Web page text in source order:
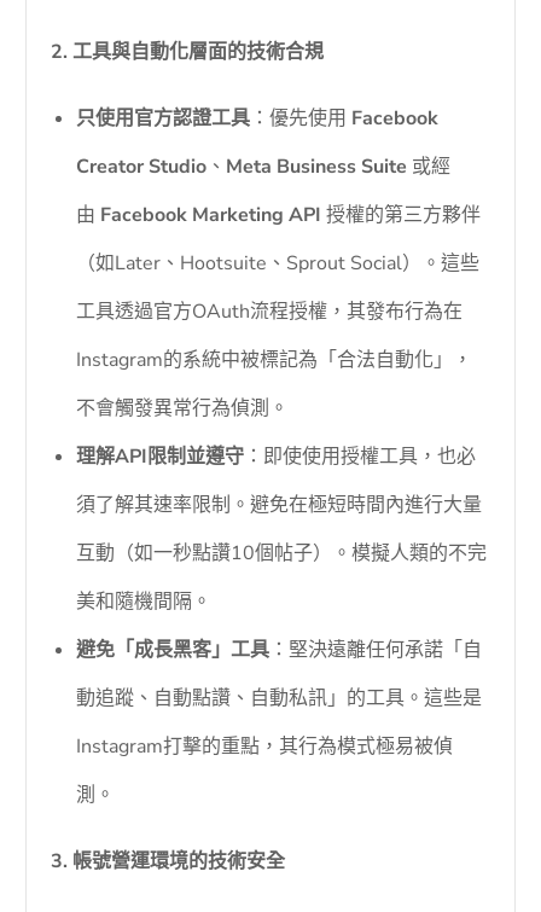
2. 工具與自動化層面的技術合規
只使用官方認證工具 ：優先使用 Facebook
Creator Studio 、 Meta Business Suite 或經
由 Facebook Marketing API 授權的第三方夥伴
（如Later、Hootsuite、Sprout Social）。這些
工具透過官方OAuth流程授權，其發布行為在
Instagram的系統中被標記為「合法自動化」，
不會觸發異常行為偵測。
理解API限制並遵守 ：即使使用授權工具，也必
須了解其速率限制。避免在極短時間內進行大量
互動（如一秒點讚10個帖子）。模擬人類的不完
美和隨機間隔。
避免「成長黑客」工具 ：堅決遠離任何承諾「自
動追蹤、自動點讚、自動私訊」的工具。這些是
Instagram打擊的重點，其行為模式極易被偵
測。
3. 帳號營運環境的技術安全